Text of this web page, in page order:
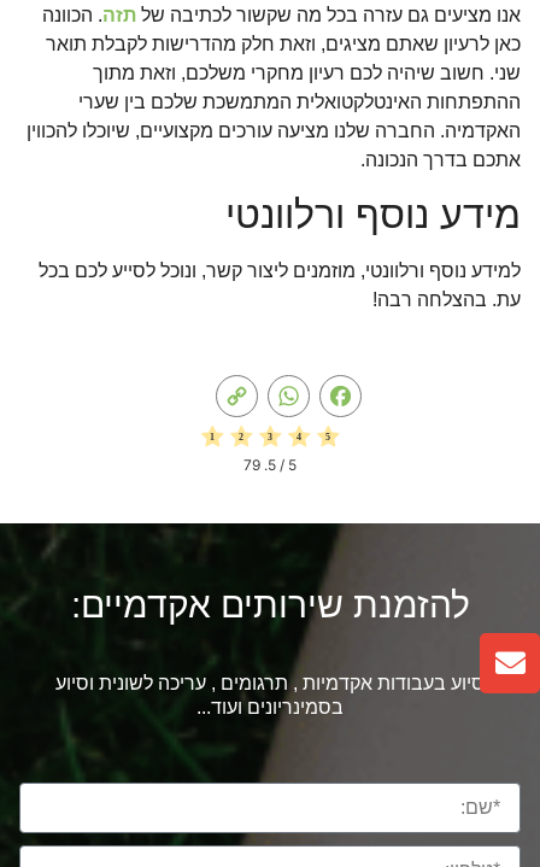
אנו מציעים גם עזרה בכל מה שקשור לכתיבה של תזה. הכוונה
כאן לרעיון שאתם מציגים, וזאת חלק מהדרישות לקבלת תואר
שני. חשוב שיהיה לכם רעיון מחקרי משלכם, וזאת מתוך
ההתפתחות האינטלקטואלית המתמשכת שלכם בין שערי
האקדמיה. החברה שלנו מציעה עורכים מקצועיים, שיוכלו להכווין
אתכם בדרך הנכונה.
מידע נוסף ורלוונטי
למידע נוסף ורלוונטי, מוזמנים ליצור קשר, ונוכל לסייע לכם בכל
עת. בהצלחה רבה!
Facebook
WhatsApp
5
/ 5.
79
להזמנת שירותים אקדמיים:
סיוע בעבודות אקדמיות , תרגומים , עריכה לשונית וסיוע
בסמינריונים ועוד...